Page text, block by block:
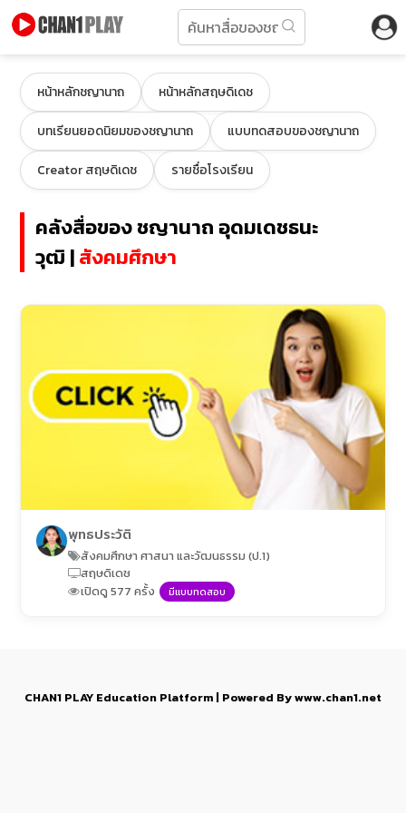
หน้าหลักชญานาถ หน้าหลักสฤษดิเดช
บทเรียนยอดนิยมของชญานาถ แบบทดสอบของชญานาถ
Creator สฤษดิเดช รายชื่อโรงเรียน
คลังสื่อของ ชญานาถ อุดมเดชธนะ
วุฒิ |สังคมศึกษา
พุทธประวัติ
สังคมศึกษา ศาสนา และวัฒนธรรม (ป.1)
สฤษดิเดช
เปิดดู 577 ครั้ง
มีแบบทดสอบ
CHAN1 PLAY Education Platform | Powered By www.chan1.net